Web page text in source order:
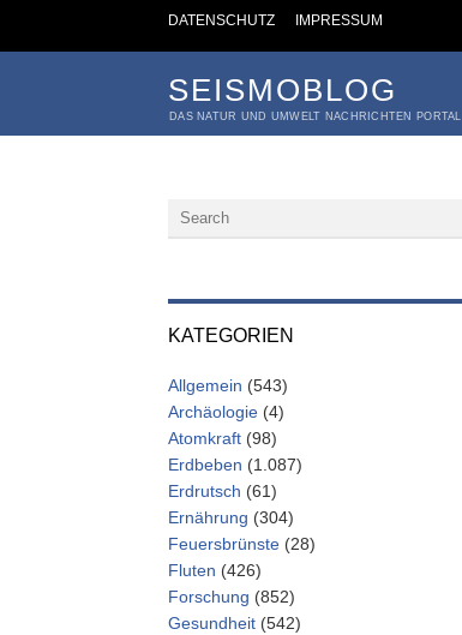
DATENSCHUTZ IMPRESSUM
SEISMOBLOG
DAS NATUR UND UMWELT NACHRICHTEN PORTAL
KATEGORIEN
Allgemein (543)
Archäologie (4)
Atomkraft (98)
Erdbeben (1.087)
Erdrutsch (61)
Ernährung (304)
Feuersbrünste (28)
Fluten (426)
Forschung (852)
Gesundheit (542)